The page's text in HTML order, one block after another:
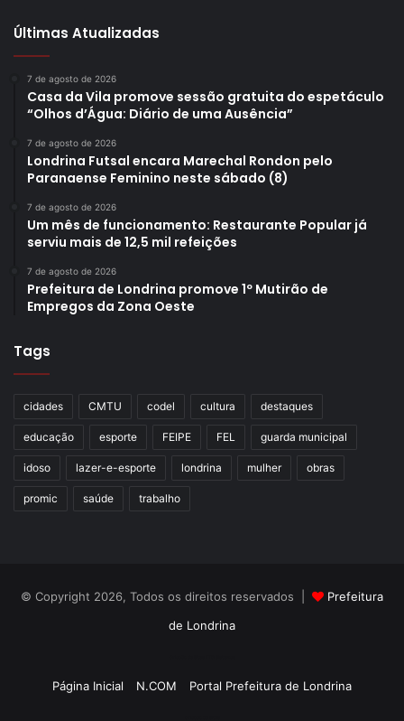
Últimas Atualizadas
7 de agosto de 2026
Casa da Vila promove sessão gratuita do espetáculo
“Olhos d’Água: Diário de uma Ausência”
7 de agosto de 2026
Londrina Futsal encara Marechal Rondon pelo
Paranaense Feminino neste sábado (8)
7 de agosto de 2026
Um mês de funcionamento: Restaurante Popular já
serviu mais de 12,5 mil refeições
7 de agosto de 2026
Prefeitura de Londrina promove 1º Mutirão de
Empregos da Zona Oeste
Tags
cidades CMTU codel cultura destaques
educação esporte FEIPE FEL guarda municipal
idoso lazer-e-esporte londrina mulher obras
promic saúde trabalho
© Copyright 2026, Todos os direitos reservados |
Prefeitura
de Londrina
Página Inicial N.COM Portal Prefeitura de Londrina